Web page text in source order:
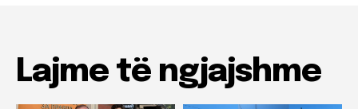
Lajme të ngjajshme